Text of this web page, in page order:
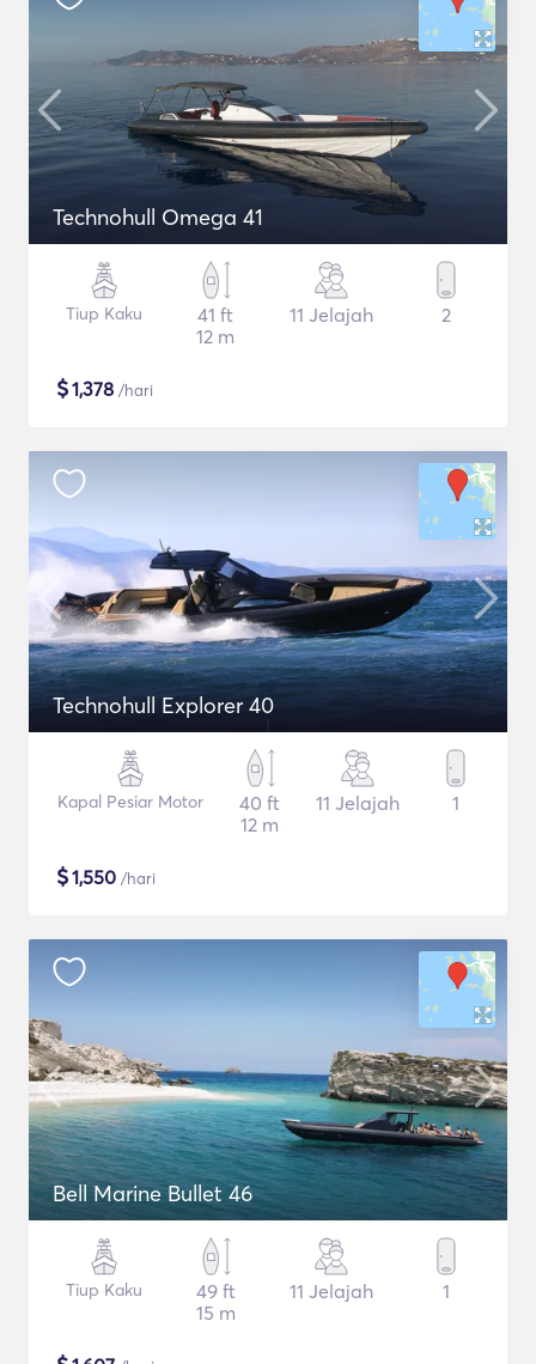
Technohull Omega 41
Tiup Kaku
41 ft
12 m
11 Jelajah 2
$1,378 /hari
Technohull Explorer 40
Kapal Pesiar Motor
40 ft
12 m
11 Jelajah 1
$1,550 /hari
Bell Marine Bullet 46
Tiup Kaku
49 ft
15 m
11 Jelajah 1